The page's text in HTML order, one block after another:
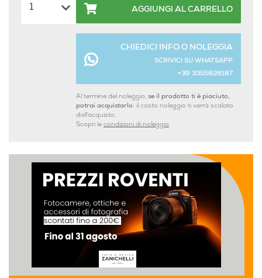
AGGIUNGI AL CARRELLO
CHIEDICI INFO O NOLEGGIA
SCRIVICI SU WHATSAPP
+39 3355828187
Al termine del noleggio, se il prodotto ti è piaciuto,
potrai acquistarlo: il costo noleggio ti verrà scalato
dall'acquisto.
Scopri le condizioni di noleggio